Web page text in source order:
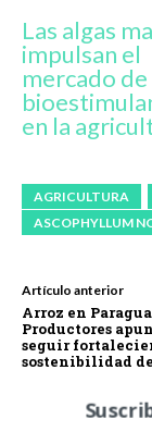
Las algas
impulsan el
mercado de
en la
AGRICULTURA
ASCOPHYLLUM
Artículo anterior
Arroz en
Productores
seguir
sostenibilidad